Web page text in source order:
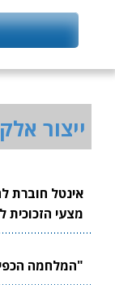
ייצור
אינטל חוברת
מצעי הזכוכית
"המלחמה הכפילה פי 5 את שוק